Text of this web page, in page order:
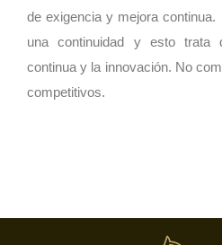
de exigencia y mejora
una continuidad y esto trata
continua y la innovación. No
competitivos.